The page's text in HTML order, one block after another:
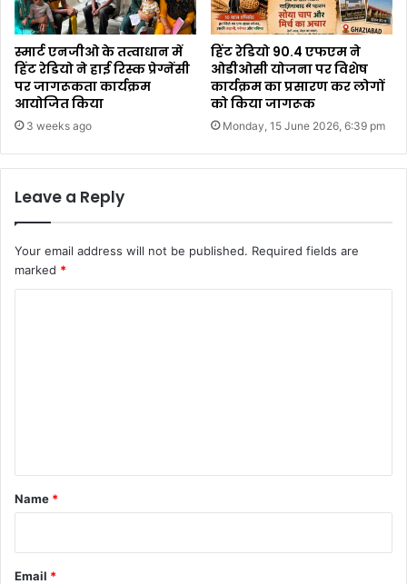
स्मार्ट एनजीओ के तत्वाधान में
हिंट रेडियो ने हाई रिस्क प्रेग्नेंसी
पर जागरूकता कार्यक्रम
आयोजित किया
3 weeks ago
हिंट रेडियो 90.4 एफएम ने
ओडीओसी योजना पर विशेष
कार्यक्रम का प्रसारण कर लोगों
को किया जागरूक
Monday, 15 June 2026, 6:39 pm
Leave a Reply
Your email address will not be published. Required fields are
marked *
*
Name *
Email *